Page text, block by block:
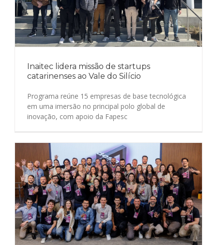
Inaitec lidera missão de startups
catarinenses ao Vale do Silício
Programa reúne 15 empresas de base tecnológica
em uma imersão no principal polo global de
inovação, com apoio da Fapesc